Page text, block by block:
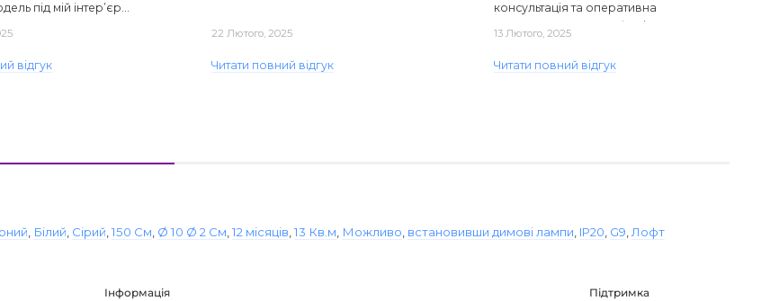
під мій інтер’єр...
відгук
22 Лютого, 2025
Читати повний відгук
консультація та оперативна
доставка. Один з плафонів, на жаль,
13 Лютого, 2025
Читати повний відгук
Білий Сірий ,150 См Ø 10 Ø 2 См ,12 місяців ,13 Кв.м Можливо встановивши димові лампи IP20 G9 Лофт
Інформація
Підтримка